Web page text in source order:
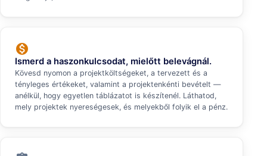
monetization_on
Ismerd a haszonkulcsodat, mielőtt belevágnál.
Kövesd nyomon a projektköltségeket, a tervezett és a
tényleges értékeket, valamint a projektenkénti bevételt —
anélkül, hogy egyetlen táblázatot is készítenél. Láthatod,
mely projektek nyereségesek, és melyekből folyik el a pénz.